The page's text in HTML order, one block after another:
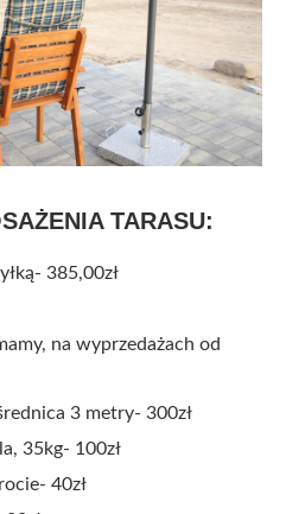
TARASU:
385,00zł
na wyprzedażach od
3 metry- 300zł
35kg- 100zł
40zł